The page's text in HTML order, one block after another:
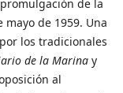
de la
mayo de 1959. Una
los tradicionales
de la Marinay
al